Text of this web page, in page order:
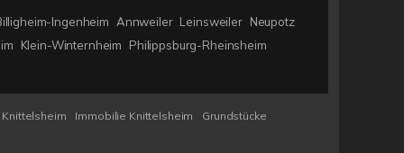
Ingenheim Annweiler Leinsweiler Neupotz
Klein-Winternheim
Philippsburg-Rheinsheim
Knittelsheim Immobilie Knittelsheim
Grundstücke